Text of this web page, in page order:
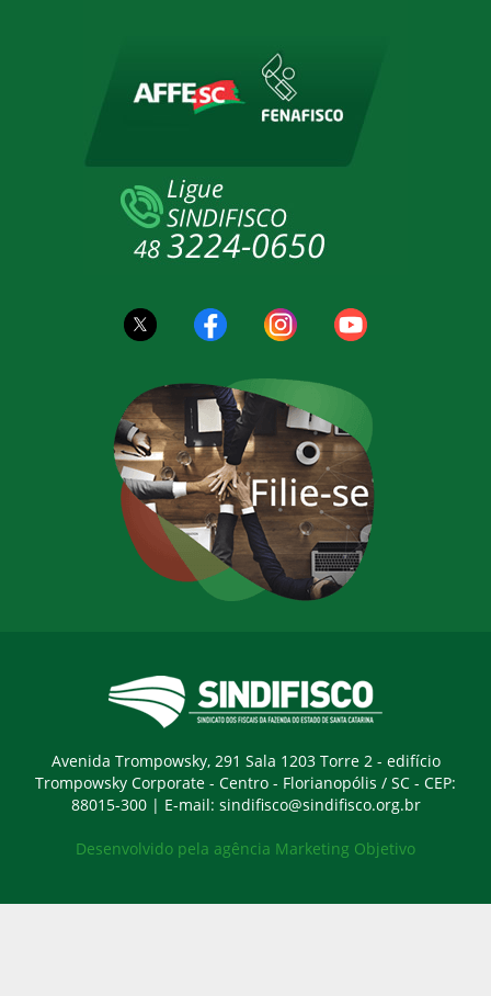
Avenida Trompowsky, 291 Sala 1203 Torre 2 - edifício
Trompowsky Corporate - Centro - Florianopólis / SC - CEP:
88015-300 | E-mail: sindifisco@sindifisco.org.br
Desenvolvido pela agência Marketing Objetivo